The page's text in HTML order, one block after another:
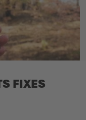
FIXES